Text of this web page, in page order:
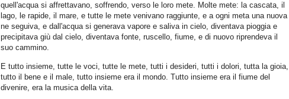
quell'acqua si affrettavano, soffrendo, verso le loro mete. Molte mete: la cascata, il
lago, le rapide, il mare, e tutte le mete venivano raggiunte, e a ogni meta una nuova
ne seguiva, e dall'acqua si generava vapore e saliva in cielo, diventava pioggia e
precipitava giù dal cielo, diventava fonte, ruscello, fiume, e di nuovo riprendeva il
suo cammino.
E tutto insieme, tutte le voci, tutte le mete, tutti i desideri, tutti i dolori, tutta la gioia,
tutto il bene e il male, tutto insieme era il mondo. Tutto insieme era il fiume del
divenire, era la musica della vita.